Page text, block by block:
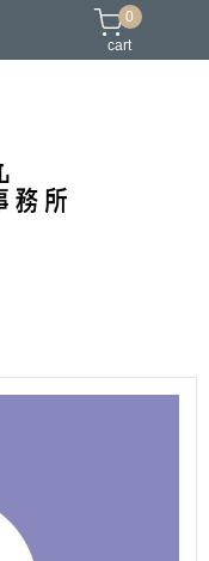
背下拉配件
0
cart